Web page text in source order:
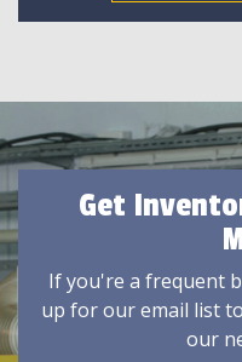
Get
If you're a frequent
up for our email list
our